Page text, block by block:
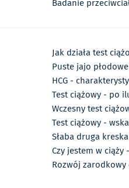
Badanie
Jak działa test
Puste jajo
HCG -
Test ciążowy - po
Wczesny test
Test ciążowy -
Słaba druga
Czy jestem w
Rozwój